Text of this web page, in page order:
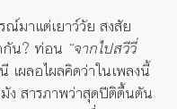
ณ์มาแต่เยาว์วัย สงสัย
กัน? ท่อน “จากไปสวีวี่
เผลอไผลคิดว่าในเพลงนี้
ง สารภาพว่าสุดปีติตื้นตัน